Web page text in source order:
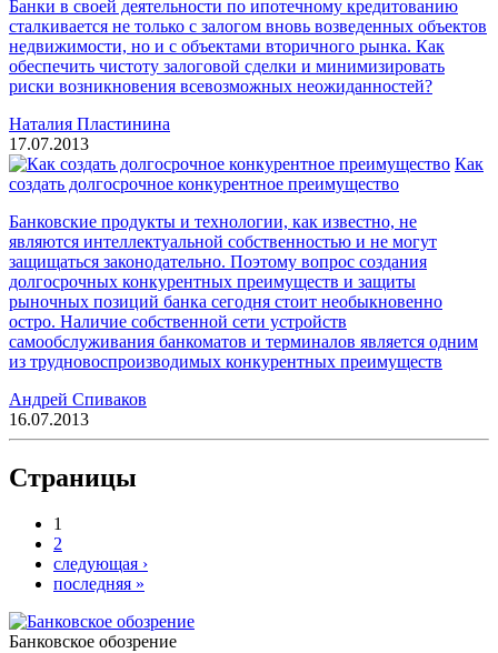
Банки в своей деятельности по ипотечному кредитованию
сталкивается не только с залогом вновь возведенных объектов
недвижимости, но и с объектами вторичного рынка. Как
обеспечить чистоту залоговой сделки и минимизировать
риски возникновения всевозможных неожиданностей?
Наталия Пластинина
17.07.2013
Как
создать долгосрочное конкурентное преимущество
Банковские продукты и технологии, как известно, не
являются интеллектуальной собственностью и не могут
защищаться законодательно. Поэтому вопрос создания
долгосрочных конкурентных преимуществ и защиты
рыночных позиций банка сегодня стоит необыкновенно
остро. Наличие собственной сети устройств
самообслуживания банкоматов и терминалов является одним
из трудновоспроизводимых конкурентных преимуществ
Андрей Спиваков
16.07.2013
Страницы
1
2
следующая ›
последняя »
Банковское обозрение